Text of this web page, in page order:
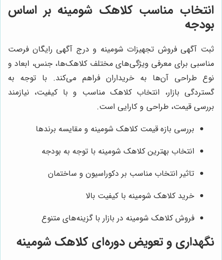
انتخاب مناسب کلاهک شومینه بر اساس
بودجه
ثبت آگهی فروش تجهیزات شومینه و درج آگهی رایگان فرصت
مناسبی برای معرفی ویژگی‌های مختلف کلاهک‌ها، جنس، ابعاد و
نوع طراحی آن‌ها به خریداران فراهم می‌کند. با توجه به
گستردگی بازار، انتخاب کلاهک مناسب و با کیفیت، نیازمند
بررسی قیمت، طراحی و کارایی است.
بررسی بازه قیمت کلاهک شومینه و مقایسه برندها
انتخاب بهترین کلاهک شومینه با توجه به بودجه
تاثیر انتخاب مناسب بر دکوراسیون و ساختمان
خرید کلاهک شومینه با کیفیت بالا
فروش کلاهک شومینه در بازار با گزینه‌های متنوع
نگهداری و تعویض دوره‌ای کلاهک شومینه